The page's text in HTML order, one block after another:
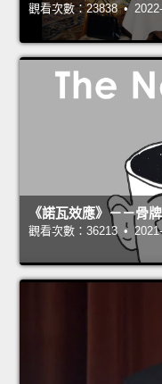
觀看次數：23838 •
《諾瓦效應》－－骨
觀看次數：36213 •